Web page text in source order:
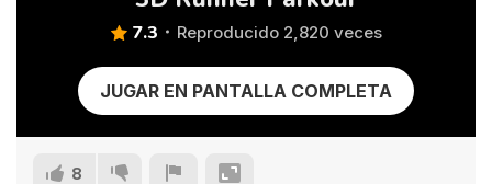
7.3 Reproducido 2,820 veces
JUGAR EN PANTALLA COMPLETA
8